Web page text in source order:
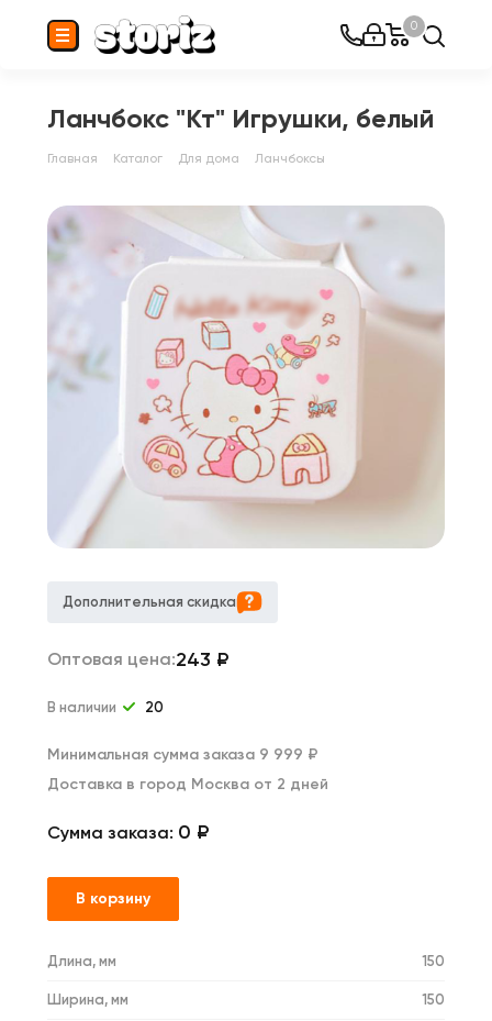
0
Ланчбокс "Кт" Игрушки, белый
Главная Каталог Для дома Ланчбоксы
Дополнительная скидка
Оптовая цена:243 ₽
В наличии 20
Минимальная сумма заказа 9 999 ₽
Доставка в город Москва от 2 дней
Сумма заказа: 0 ₽
В корзину
Длина, мм 150
Ширина, мм 150